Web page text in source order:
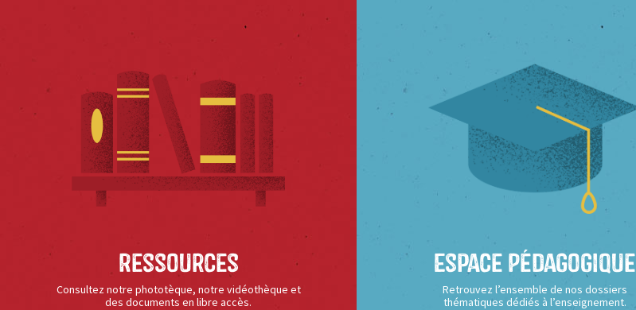
Ressources
Consultez notre phototèque, notre vidéothèque et
des documents en libre accès.
Espace Pédagogique
Retrouvez l’ensemble de nos dossiers
thématiques dédiés à l’enseignement.